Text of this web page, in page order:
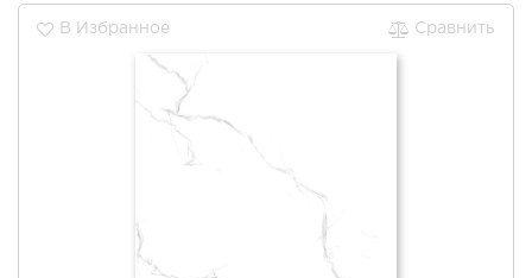
В Избранное Сравнить